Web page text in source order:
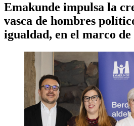
Emakunde impulsa la
vasca de hombres
igualdad, en el marco